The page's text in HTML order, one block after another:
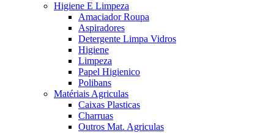
Higiene E Limpeza
Amaciador Roupa
Aspiradores
Detergente Limpa Vidros
Higiene
Limpeza
Papel Higienico
Polibans
Matériais Agriculas
Caixas Plasticas
Charruas
Outros Mat. Agriculas